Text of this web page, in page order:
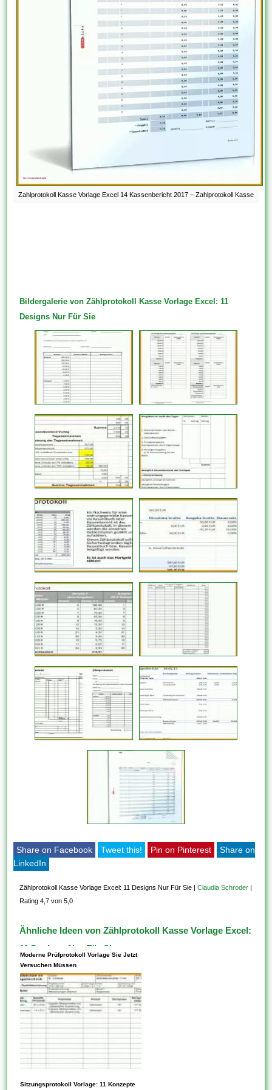
Zahlprotokoll Kasse Vorlage Excel 14 Kassenbericht 2017 – Zahlprotokoll Kasse
Bildergalerie von Zählprotokoll Kasse Vorlage Excel: 11
Designs Nur Für Sie
Share on Facebook Tweet this! Pin on Pinterest
Share on
LinkedIn
Zählprotokoll Kasse Vorlage Excel: 11 Designs Nur Für Sie |Claudia Schroder |
Rating 4,7 von 5,0
Ähnliche Ideen von Zählprotokoll Kasse Vorlage Excel:
11 Designs Nur Für Sie
Moderne Prüfprotokoll Vorlage Sie Jetzt
Versuchen Müssen
Diese Vorlagen werden über
Sitzungsprotokoll Vorlage: 11 Konzepte